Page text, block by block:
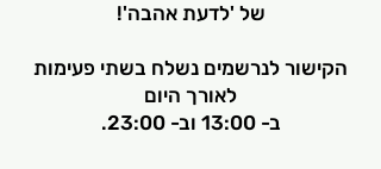
של 'לדעת אהבה'!
הקישור לנרשמים נשלח בשתי פעימות
לאורך היום
ב- 13:00 וב- 23:00.